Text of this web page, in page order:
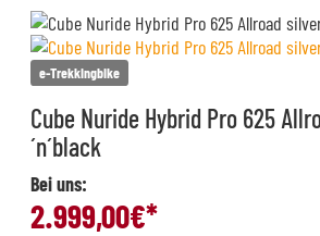
e-Trekkingbike
Cube Nuride Hybrid Pro 625
´n´black
Bei uns:
2.999,00€*